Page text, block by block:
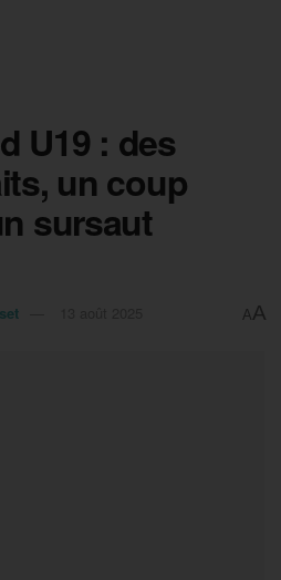
U19 : des
un coup
sursaut
AA